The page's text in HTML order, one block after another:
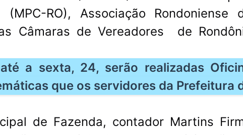
RO), Associação Rondoniense
Câmaras de Vereadores de
a sexta, 24, serão realizadas
que os servidores da Prefeitura
de Fazenda, contador Martins